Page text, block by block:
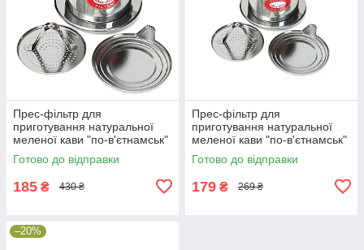
Прес-фільтр для
приготування натуральної
меленої кави "по-в'єтнамськ"
No6, 75 мл.
Готово до відправки
185 ₴ 430 ₴
Прес-фільтр для
приготування натуральної
меленої кави "по-в'єтнамськ"
No6, 75 мл.
Готово до відправки
179 ₴ 269 ₴
–20%